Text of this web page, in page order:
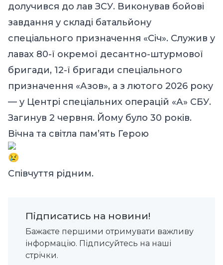
долучився до лав ЗСУ. Виконував бойові
завдання у складі батальйону
спеціального призначення «Січ». Служив у
лавах 80-ї окремої десантно-штурмової
бригади, 12-ї бригади спеціального
призначення «Азов», а з лютого 2026 року
— у Центрі спеціальних операцій «А» СБУ.
Загинув 2 червня. Йому було 30 років.
Вічна та світла памʼять Герою
Співчуття рідним.
Підписатись на новини!
Бажаєте першими отримувати важливу
інформацію. Підписуйтесь на наші
стрічки.